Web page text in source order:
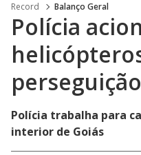
Record Balanço Geral
Polícia
Polícia trabalha para
interior de Goiás